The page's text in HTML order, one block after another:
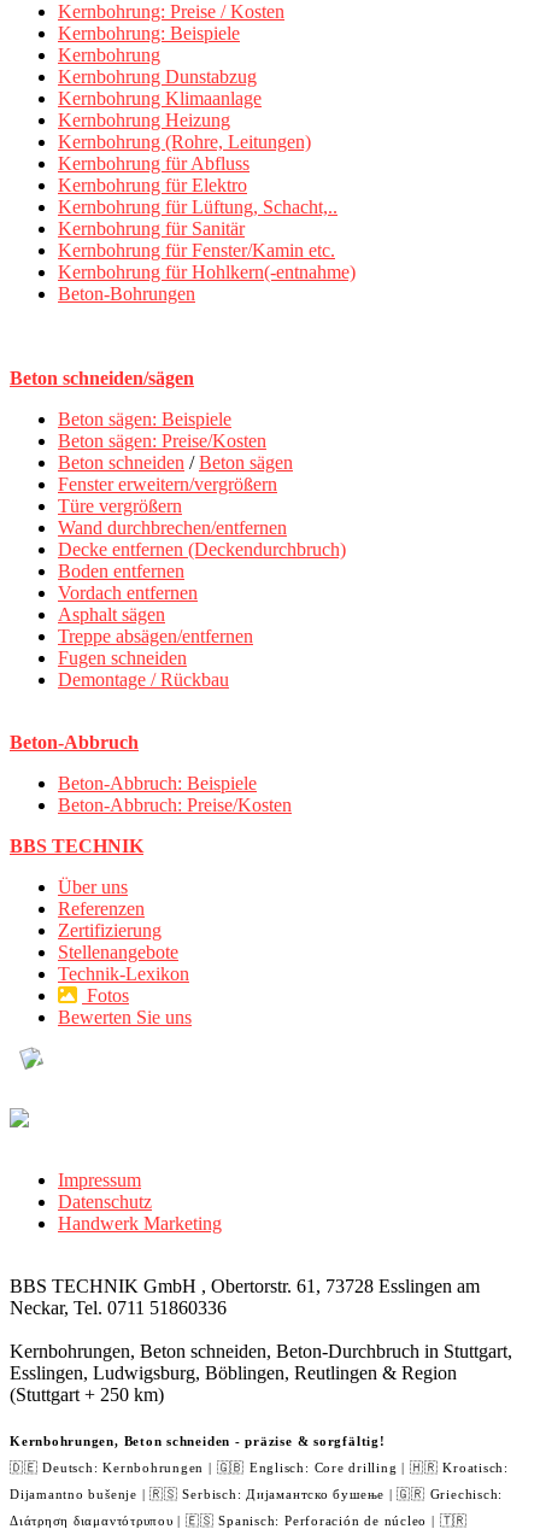
Kernbohrung: Preise / Kosten
Kernbohrung: Beispiele
Kernbohrung
Kernbohrung Dunstabzug
Kernbohrung Klimaanlage
Kernbohrung Heizung
Kernbohrung (Rohre, Leitungen)
Kernbohrung für Abfluss
Kernbohrung für Elektro
Kernbohrung für Lüftung, Schacht,..
Kernbohrung für Sanitär
Kernbohrung für Fenster/Kamin etc.
Kernbohrung für Hohlkern(-entnahme)
Beton-Bohrungen
Beton schneiden/sägen
Beton sägen: Beispiele
Beton sägen: Preise/Kosten
Beton schneiden /Beton sägen
Fenster erweitern/vergrößern
Türe vergrößern
Wand durchbrechen/entfernen
Decke entfernen (Deckendurchbruch)
Boden entfernen
Vordach entfernen
Asphalt sägen
Treppe absägen/entfernen
Fugen schneiden
Demontage / Rückbau
Beton-Abbruch
Beton-Abbruch: Beispiele
Beton-Abbruch: Preise/Kosten
BBS TECHNIK
Über uns
Referenzen
Zertifizierung
Stellenangebote
Technik-Lexikon
Fotos
Bewerten Sie uns
Impressum
Datenschutz
Handwerk Marketing
BBS TECHNIK GmbH , Obertorstr. 61, 73728 Esslingen am
Neckar, Tel. 0711 51860336
Kernbohrungen, Beton schneiden, Beton-Durchbruch in Stuttgart,
Esslingen, Ludwigsburg, Böblingen, Reutlingen & Region
(Stuttgart + 250 km)
Kernbohrungen, Beton schneiden - präzise & sorgfältig!
🇩🇪 Deutsch: Kernbohrungen | 🇬🇧 Englisch: Core drilling | 🇭🇷 Kroatisch:
Dijamantno bušenje | 🇷🇸 Serbisch: Дијамантско бушење | 🇬🇷 Griechisch:
Διάτρηση διαμαντότρυπου | 🇪🇸 Spanisch: Perforación de núcleo | 🇹🇷